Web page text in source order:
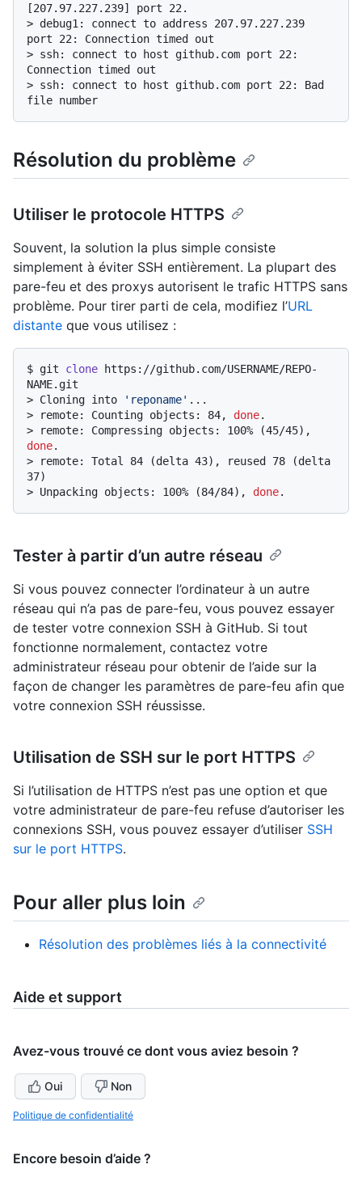
[207.97.227.239] port 22.
> debug1: connect to address 207.97.227.239
port 22: Connection timed out
> ssh: connect to host github.com port 22:
Connection timed out
> ssh: connect to host github.com port 22: Bad
file number
Résolution du problème
Utiliser le protocole HTTPS
Souvent, la solution la plus simple consiste
simplement à éviter SSH entièrement. La plupart des
pare-feu et des proxys autorisent le trafic HTTPS sans
problème. Pour tirer parti de cela, modifiez l’URL
distante que vous utilisez :
$ git clone https://github.com/USERNAME/REPO-
NAME.git
> Cloning into 'reponame' ...
>
remote: Counting objects: 84, done.
>
done.
>
remote: Total 84 (delta 43), reused 78 (delta
37)
> Unpacking objects: 100% (84/84), done.
Tester à partir d’un autre réseau
Si vous pouvez connecter l’ordinateur à un autre
réseau qui n’a pas de pare-feu, vous pouvez essayer
de tester votre connexion SSH à GitHub. Si tout
fonctionne normalement, contactez votre
administrateur réseau pour obtenir de l’aide sur la
façon de changer les paramètres de pare-feu afin que
votre connexion SSH réussisse.
Utilisation de SSH sur le port HTTPS
Si l’utilisation de HTTPS n’est pas une option et que
votre administrateur de pare-feu refuse d’autoriser les
connexions SSH, vous pouvez essayer d’utiliser SSH
sur le port HTTPS.
Pour aller plus loin
Résolution des problèmes liés à la connectivité
Aide et support
Avez-vous trouvé ce dont vous aviez besoin ?
Oui Non
Politique de confidentialité
Encore besoin d’aide ?